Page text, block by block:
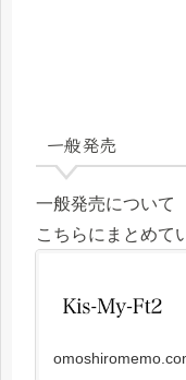
一般発売
一般発売について
こちらにまとめて